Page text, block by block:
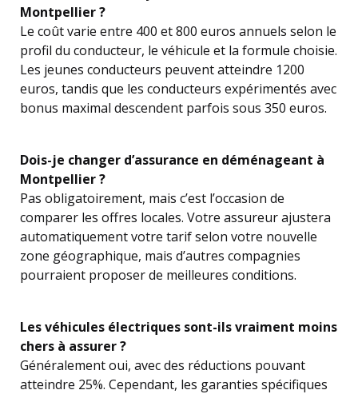
Montpellier ?
Le coût varie entre 400 et 800 euros annuels selon le
profil du conducteur, le véhicule et la formule choisie.
Les jeunes conducteurs peuvent atteindre 1200
euros, tandis que les conducteurs expérimentés avec
bonus maximal descendent parfois sous 350 euros.
Dois-je changer d’assurance en déménageant à
Montpellier ?
Pas obligatoirement, mais c’est l’occasion de
comparer les offres locales. Votre assureur ajustera
automatiquement votre tarif selon votre nouvelle
zone géographique, mais d’autres compagnies
pourraient proposer de meilleures conditions.
Les véhicules électriques sont-ils vraiment moins
chers à assurer ?
Généralement oui, avec des réductions pouvant
atteindre 25%. Cependant, les garanties spécifiques